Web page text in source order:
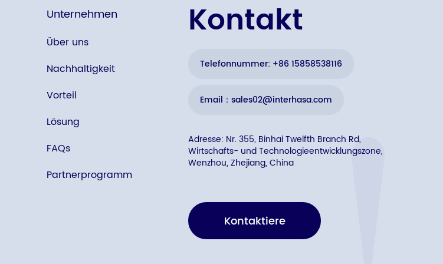
Unternehmen
Über uns
Nachhaltigkeit
Vorteil
Lösung
FAQs
Partnerprogramm
Kontakt
Telefonnummer: +86 15858538116
Email：sales02@interhasa.com
Adresse: Nr. 355, Binhai Twelfth Branch Rd,
Wirtschafts- und Technologieentwicklungszone,
Wenzhou, Zhejiang, China
Kontaktiere